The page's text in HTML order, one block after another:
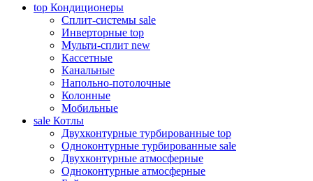
top Кондиционеры
Сплит-системы sale
Инверторные top
Мульти-сплит new
Кассетные
Канальные
Напольно-потолочные
Колонные
Мобильные
sale Котлы
Двухконтурные турбированные top
Одноконтурные турбированные sale
Двухконтурные атмосферные
Одноконтурные атмосферные